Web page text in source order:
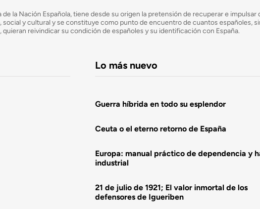
de la Nación Española, tiene desde su origen la pretensión de recuperar e
social y cultural y se constituye como punto de encuentro de cuantos españoles,
reivindicar su condición de españoles y su identificación con España.
Lo más nuevo
Guerra híbrida en todo su esplendor
Ceuta o el eterno retorno de España
Europa: manual práctico de dependencia y
industrial
21 de julio de 1921; El valor inmortal de los
defensores de Igueriben